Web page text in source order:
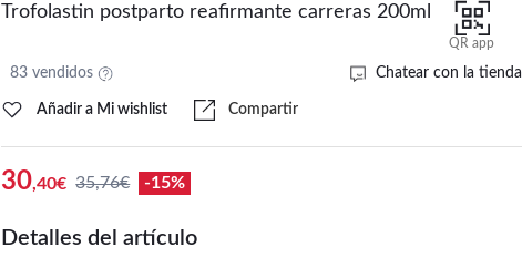
Trofolastin postparto reafirmante carreras 200ml
QR app
83 vendidos Chatear con la tienda
Añadir a Mi wishlist Compartir
30,40€ 35,76€ -15%
Detalles del artículo